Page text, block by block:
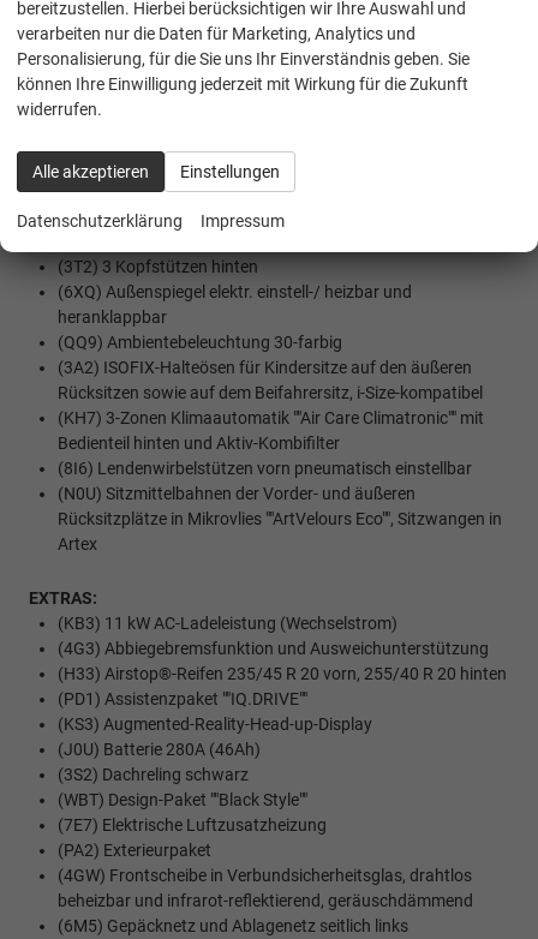
Interaktionsairbag vorn
(8J5) Notbremsassistent ""Front Assist"" mit Fußgänger- und
Radfahrererkennung
(NZ4) Notruf Service
(8N6) Regensensor
(1N3) Servolenkung elektromechanisch,
geschwindigkeitsabhängig geregelt
(3T2) 3 Kopfstützen hinten
(6XQ) Außenspiegel elektr. einstell-/ heizbar und
heranklappbar
(QQ9) Ambientebeleuchtung 30-farbig
(3A2) ISOFIX-Halteösen für Kindersitze auf den äußeren
Rücksitzen sowie auf dem Beifahrersitz, i-Size-kompatibel
(KH7) 3-Zonen Klimaautomatik ""Air Care Climatronic"" mit
Bedienteil hinten und Aktiv-Kombifilter
(8I6) Lendenwirbelstützen vorn pneumatisch einstellbar
(N0U) Sitzmittelbahnen der Vorder- und äußeren
Rücksitzplätze in Mikrovlies ""ArtVelours Eco"", Sitzwangen in
Artex
EXTRAS:
(KB3) 11 kW AC-Ladeleistung (Wechselstrom)
(4G3) Abbiegebremsfunktion und Ausweichunterstützung
(H33) Airstop®-Reifen 235/45 R 20 vorn, 255/40 R 20 hinten
(PD1) Assistenzpaket ""IQ.DRIVE""
(KS3) Augmented-Reality-Head-up-Display
(J0U) Batterie 280A (46Ah)
(3S2) Dachreling schwarz
(WBT) Design-Paket ""Black Style""
(7E7) Elektrische Luftzusatzheizung
(PA2) Exterieurpaket
(4GW) Frontscheibe in Verbundsicherheitsglas, drahtlos
beheizbar und infrarot-reflektierend, geräuschdämmend
(6M5) Gepäcknetz und Ablagenetz seitlich links
bereitzustellen. Hierbei berücksichtigen wir Ihre Auswahl und
verarbeiten nur die Daten für Marketing, Analytics und
Personalisierung, für die Sie uns Ihr Einverständnis geben. Sie
können Ihre Einwilligung jederzeit mit Wirkung für die Zukunft
widerrufen.
Alle akzeptieren Einstellungen
Datenschutzerklärung Impressum